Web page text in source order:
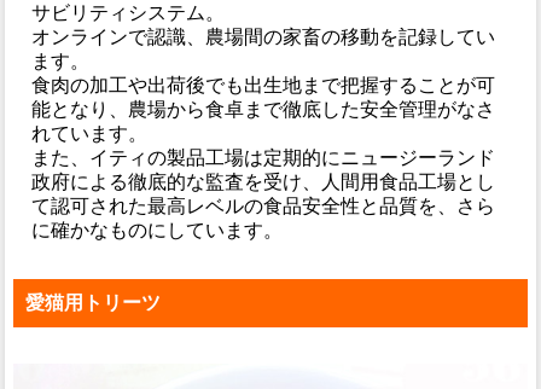
サビリティシステム。
オンラインで認識、農場間の家畜の移動を記録してい
ます。
食肉の加工や出荷後でも出生地まで把握することが可
能となり、農場から食卓まで徹底した安全管理がなさ
れています。
また、イティの製品工場は定期的にニュージーランド
政府による徹底的な監査を受け、人間用食品工場とし
て認可された最高レベルの食品安全性と品質を、さら
に確かなものにしています。
愛猫用トリーツ